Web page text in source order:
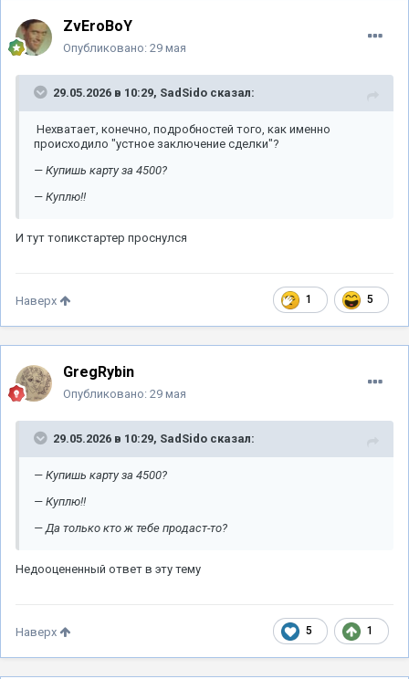
ZvEroBoY
Опубликовано: 29 мая
29.05.2026 в 10:29, SadSido сказал:
Нехватает, конечно, подробностей того, как именно
происходило "устное заключение сделки"?
— Купишь карту за 4500?
— Куплю!!
И тут топикстартер проснулся
1 5
Наверх
GregRybin
Опубликовано: 29 мая
29.05.2026 в 10:29, SadSido сказал:
— Купишь карту за 4500?
— Куплю!!
— Да только кто ж тебе продаст-то?
Недооцененный ответ в эту тему
5 1
Наверх